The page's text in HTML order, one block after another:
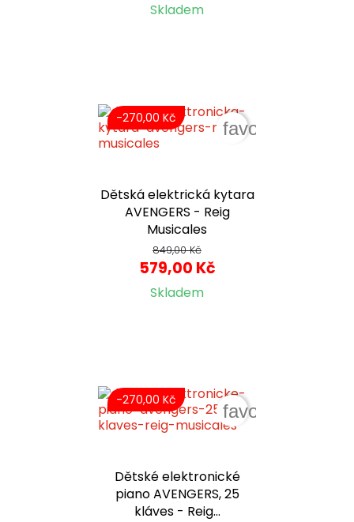
Skladem
Dětská elektrická kytara
AVENGERS - Reig
Musicales
849,00 Kč
579,00 Kč
Skladem
-270,00 Kč
favorite_border
Dětské elektronické
piano AVENGERS, 25
kláves - Reig...
-270,00 Kč
favorite_border